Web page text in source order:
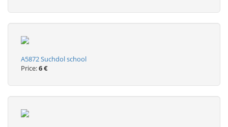
A5872 Suchdol school
Price:6 €